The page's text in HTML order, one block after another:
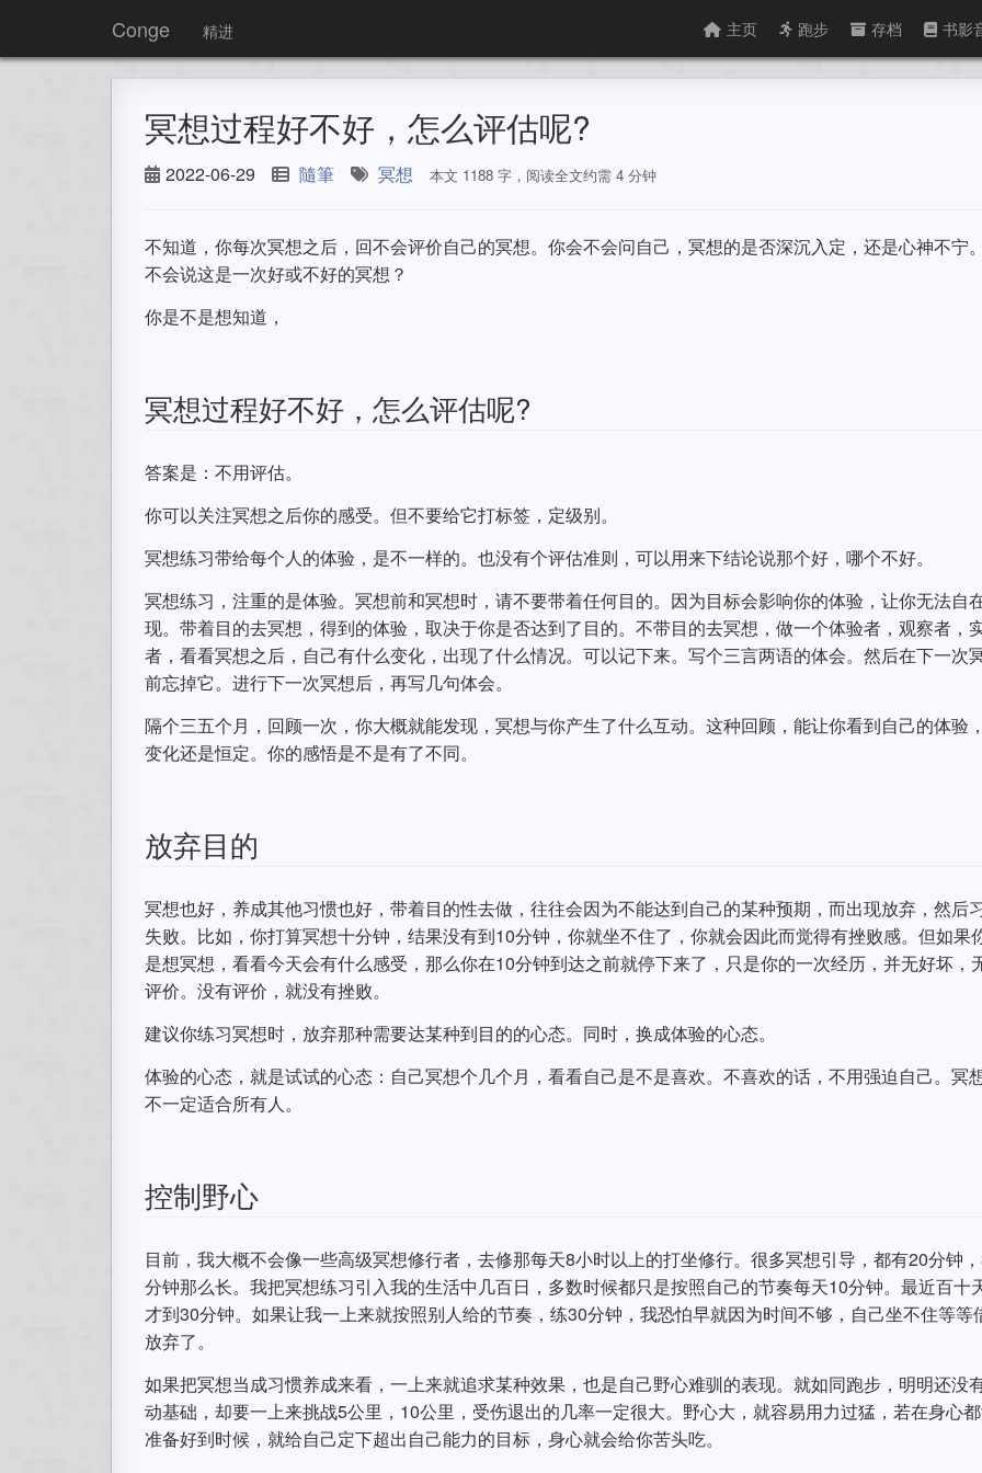
Conge 精进 主页 跑步 存档 书影
冥想过程好不好，怎么评估呢?
2022-06-29 隨筆 冥想 本文 1188 字，阅读全文约需 4 分钟
不知道，你每次冥想之后，回不会评价自己的冥想。你会不会问自己，冥想的是否深沉入定，还是心神不宁
不会说这是一次好或不好的冥想？
你是不是想知道，
冥想过程好不好，怎么评估呢?
答案是：不用评估。
你可以关注冥想之后你的感受。但不要给它打标签，定级别。
冥想练习带给每个人的体验，是不一样的。也没有个评估准则，可以用来下结论说那个好，哪个不好。
冥想练习，注重的是体验。冥想前和冥想时，请不要带着任何目的。因为目标会影响你的体验，让你无法自
现。带着目的去冥想，得到的体验，取决于你是否达到了目的。不带目的去冥想，做一个体验者，观察者，
者，看看冥想之后，自己有什么变化，出现了什么情况。可以记下来。写个三言两语的体会。然后在下一次
前忘掉它。进行下一次冥想后，再写几句体会。
隔个三五个月，回顾一次，你大概就能发现，冥想与你产生了什么互动。这种回顾，能让你看到自己的体验
变化还是恒定。你的感悟是不是有了不同。
放弃目的
冥想也好，养成其他习惯也好，带着目的性去做，往往会因为不能达到自己的某种预期，而出现放弃，然后
失败。比如，你打算冥想十分钟，结果没有到10分钟，你就坐不住了，你就会因此而觉得有挫败感。但如果
是想冥想，看看今天会有什么感受，那么你在10分钟到达之前就停下来了，只是你的一次经历，并无好坏，
评价。没有评价，就没有挫败。
建议你练习冥想时，放弃那种需要达某种到目的的心态。同时，换成体验的心态。
体验的心态，就是试试的心态：自己冥想个几个月，看看自己是不是喜欢。不喜欢的话，不用强迫自己。冥
不一定适合所有人。
控制野心
目前，我大概不会像一些高级冥想修行者，去修那每天8小时以上的打坐修行。很多冥想引导，都有20分钟
分钟那么长。我把冥想练习引入我的生活中几百日，多数时候都只是按照自己的节奏每天10分钟。最近百十
才到30分钟。如果让我一上来就按照别人给的节奏，练30分钟，我恐怕早就因为时间不够，自己坐不住等等
放弃了。
如果把冥想当成习惯养成来看，一上来就追求某种效果，也是自己野心难驯的表现。就如同跑步，明明还没
动基础，却要一上来挑战5公里，10公里，受伤退出的几率一定很大。野心大，就容易用力过猛，若在身心
准备好到时候，就给自己定下超出自己能力的目标，身心就会给你苦头吃。